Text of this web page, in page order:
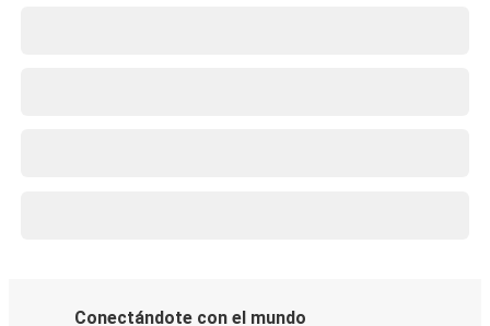
Conectándote con el mundo